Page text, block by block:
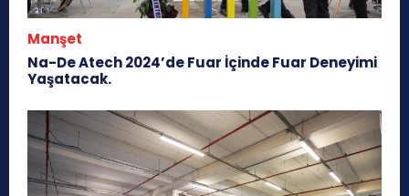
Manşet
Na-De Atech 2024’de Fuar İçinde Fuar Deneyimi
Yaşatacak.